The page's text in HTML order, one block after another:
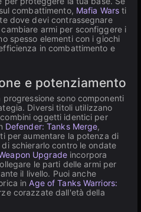
combattimento, Mafia Wars ti
dove devi contrassegnare
armi per sconfiggere i
spesso elementi con i giochi
in combattimento e
e potenziamento
sono componenti
Diversi titoli utilizzano
oggetti identici per
Defender: Tanks Merge,
per aumentare la potenza di
schierarlo contro le ondate
Upgradeincorpora
le parti delle armi per
il livello. Puoi anche
inAge of Tanks Warriors:
corazzate dall'età della